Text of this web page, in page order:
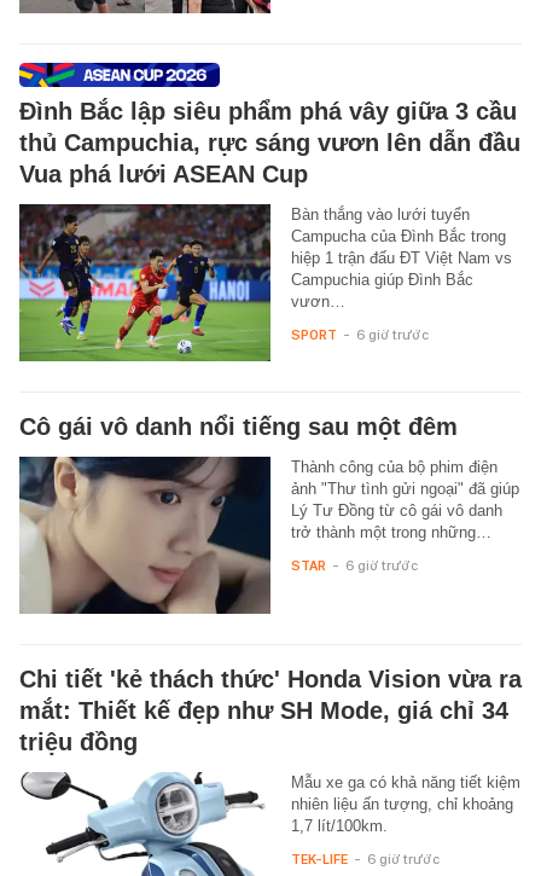
Đình Bắc lập siêu phẩm phá vây giữa 3 cầu
thủ Campuchia, rực sáng vươn lên dẫn đầu
Vua phá lưới ASEAN Cup
Bàn thắng vào lưới tuyển
Campucha của Đình Bắc trong
hiệp 1 trận đấu ĐT Việt Nam vs
Campuchia giúp Đình Bắc
vươn…
SPORT - 6 giờ trước
Cô gái vô danh nổi tiếng sau một đêm
Thành công của bộ phim điện
ảnh "Thư tình gửi ngoại" đã giúp
Lý Tư Đồng từ cô gái vô danh
trở thành một trong những…
STAR - 6 giờ trước
Chi tiết 'kẻ thách thức' Honda Vision vừa ra
mắt: Thiết kế đẹp như SH Mode, giá chỉ 34
triệu đồng
Mẫu xe ga có khả năng tiết kiệm
nhiên liệu ấn tượng, chỉ khoảng
1,7 lít/100km.
TEK-LIFE - 6 giờ trước